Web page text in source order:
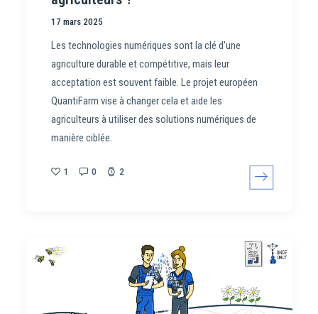
17 mars 2025
Les technologies numériques sont la clé d'une
agriculture durable et compétitive, mais leur
acceptation est souvent faible. Le projet européen
QuantiFarm vise à changer cela et aide les
agriculteurs à utiliser des solutions numériques de
manière ciblée.
1 0 2